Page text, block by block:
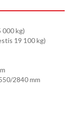
000 kg)
19 100 kg)
2840 mm